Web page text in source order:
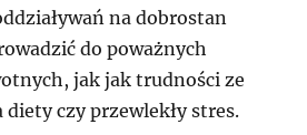
na dobrostan
do poważnych
jak jak trudności ze
czy przewlekły stres.